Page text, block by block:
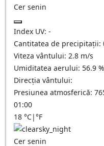
Cer senin
Index UV: -
Cantitatea de precipitații:
Viteza vântului: 2.8 m/s
Umiditatea aerului: 56.9 %
Direcția vântului:
Presiunea atmosferică:
01:00
18 °C|°F
Cer senin